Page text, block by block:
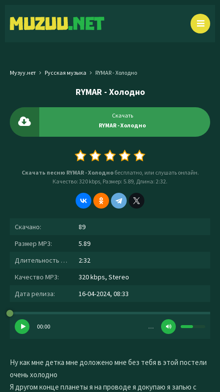
Музуу.нет Русская музыка RYMAR - Холодно
RYMAR - Холодно
Скачать
RYMAR - Холодно
Скачать песню RYMAR - Холоднобесплатно, или слушать онлайн.
Качество: 320 kbps, Размер: 5.89, Длина: 2:32.
Скачано:
89
Размер MP3:
5.89
Длительность MP3:
2:32
Качество MP3:
320 kbps, Stereo
Дата релиза:
16-04-2024, 08:33
00:00 …
Ну как мне детка мне доложено мне без тебя в этой постели
очень холодно
Я другом конце планеты я на проводе я докупаю я запью с